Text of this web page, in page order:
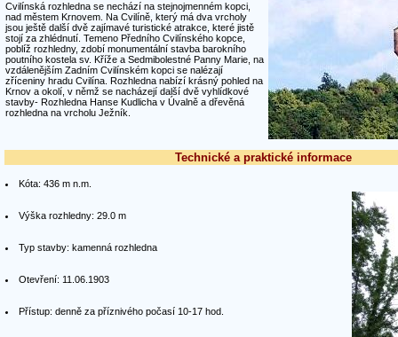
Cvilínská rozhledna se nechází na stejnojmenném kopci,
nad městem Krnovem. Na Cvilíně, který má dva vrcholy
jsou ještě další dvě zajímavé turistické atrakce, které jistě
stojí za zhlédnutí. Temeno Předního Cvilínského kopce,
poblíž rozhledny, zdobí monumentální stavba barokního
poutního kostela sv. Kříže a Sedmibolestné Panny Marie, na
vzdálenějším Zadním Cvilínském kopci se nalézají
zříceniny hradu Cvilína. Rozhledna nabízí krásný pohled na
Krnov a okolí, v němž se nacházejí další dvě vyhlídkové
stavby- Rozhledna Hanse Kudlicha v Úvalně a dřevěná
rozhledna na vrcholu Ježník.
Technické a praktické informace
Kóta: 436 m n.m.
Výška rozhledny: 29.0 m
Typ stavby: kamenná rozhledna
Otevření: 11.06.1903
Přístup: denně za příznivého počasí 10-17 hod.